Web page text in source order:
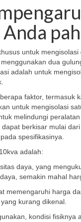
untuk
dua
adalah untuk
faktor, termasuk
untuk mengisolasi
melindungi
dapat berkisar mulai
spesifikasinya.
adalah:
daya, yang
semakin mahal
memengaruhi harga
kurang dikenal.
kondisi